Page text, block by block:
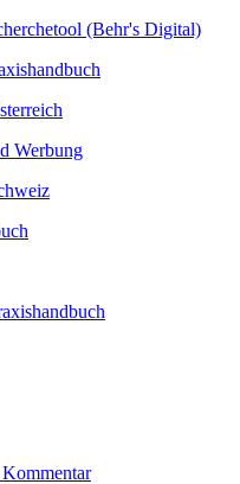
(Behr's Digital)
Werbung